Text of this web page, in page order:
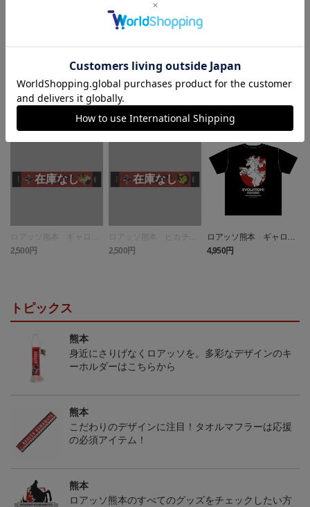
ランキング
ロアッソ熊本 ギャロッ
プ タオルマフラー
2,500円
ロアッソ熊本 ピカチュ
ウ タオルマフラー
2,500円
NEW
ロアッソ熊本 ギャロッ
プ Tシャツ BLACK
4,950円
トピックス
熊本
身近にさりげなくロアッソを。多彩なデザインのキ
ーホルダーはこちらから
熊本
こだわりのデザインに注目！タオルマフラーは応援
の必須アイテム！
熊本
ロアッソ熊本のすべてのグッズをチェックしたい方